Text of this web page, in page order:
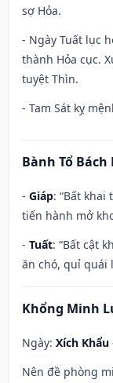
sợ Hỏa.
- Ngày Tuất lục
thành Hỏa cục.
tuyệt Thìn.
- Tam Sát kỵ
Bành Tổ
- Giáp: “Bất khai
tiến hành mở
- Tuất: “Bất cật
ăn chó, quỉ quái
Khổng Minh
Ngày: Xích Khẩu
Nên đề phòng